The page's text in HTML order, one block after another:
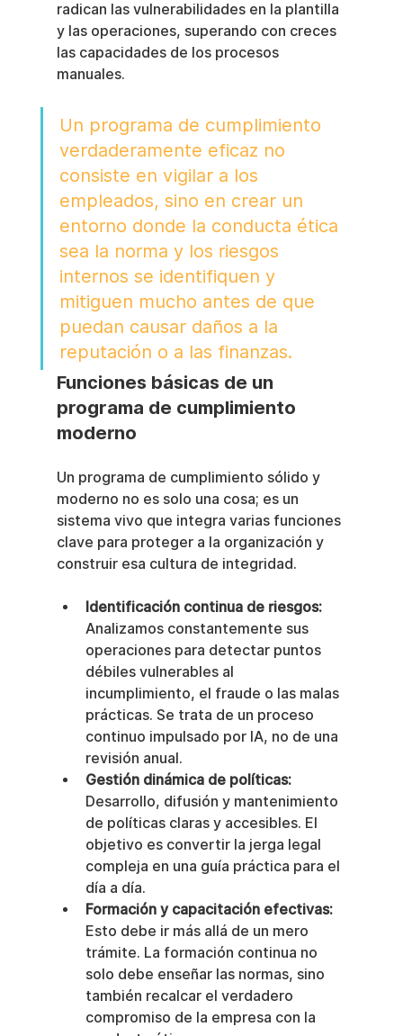
radican las vulnerabilidades en la plantilla
y las operaciones, superando con creces
las capacidades de los procesos
manuales.
Un programa de cumplimiento
verdaderamente eficaz no
consiste en vigilar a los
empleados, sino en crear un
entorno donde la conducta ética
sea la norma y los riesgos
internos se identifiquen y
mitiguen mucho antes de que
puedan causar daños a la
reputación o a las finanzas.
Funciones básicas de un
programa de cumplimiento
moderno
Un programa de cumplimiento sólido y
moderno no es solo una cosa; es un
sistema vivo que integra varias funciones
clave para proteger a la organización y
construir esa cultura de integridad.
Identificación continua de riesgos:
Analizamos constantemente sus
operaciones para detectar puntos
débiles vulnerables al
incumplimiento, el fraude o las malas
prácticas. Se trata de un proceso
continuo impulsado por IA, no de una
revisión anual.
Gestión dinámica de políticas:
Desarrollo, difusión y mantenimiento
de políticas claras y accesibles. El
objetivo es convertir la jerga legal
compleja en una guía práctica para el
día a día.
Formación y capacitación efectivas:
Esto debe ir más allá de un mero
trámite. La formación continua no
solo debe enseñar las normas, sino
también recalcar el verdadero
compromiso de la empresa con la